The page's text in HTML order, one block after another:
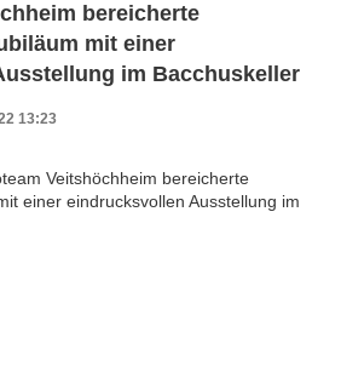
bereicherte
mit einer
im Bacchuskeller
13:23